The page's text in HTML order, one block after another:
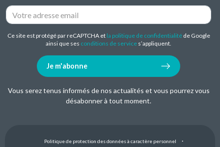
Ce site est protégé par reCAPTCHA et la politique de confidentialitéde Google
ainsi que ses conditions de service s’appliquent.
Je m'abonne
Vous serez tenus informés de nos actualités et vous pourrez vous
désabonner à tout moment.
Politique de protection des données à caractère personnel